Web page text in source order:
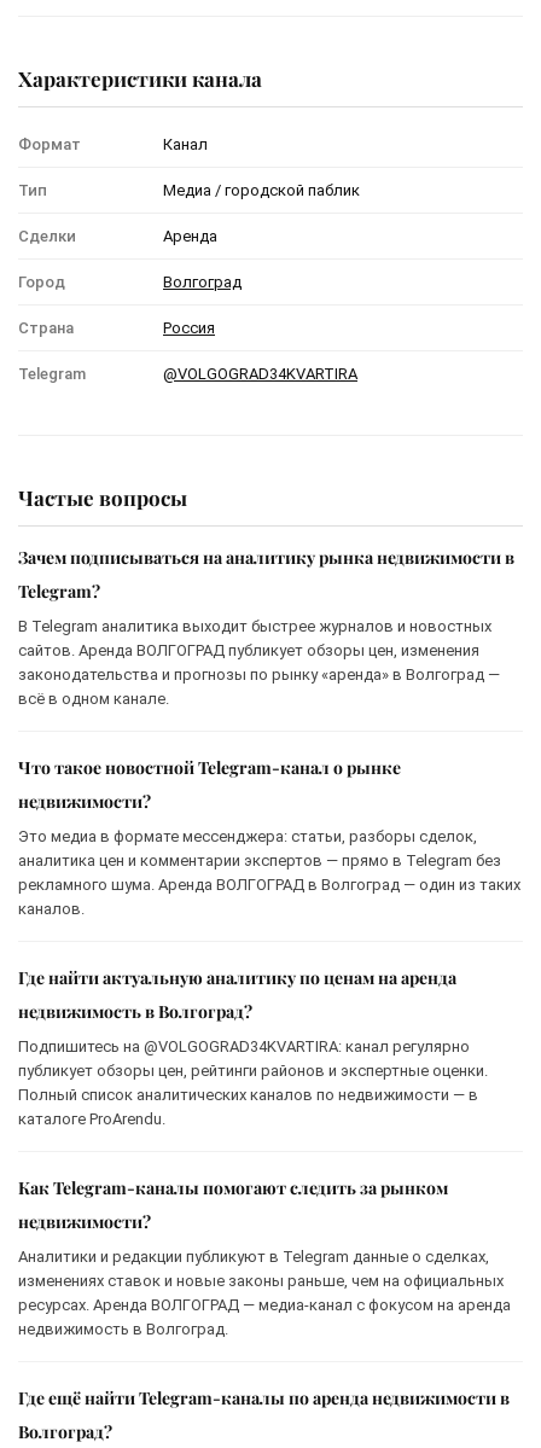
Характеристики канала
Формат Канал
Тип Медиа / городской паблик
Сделки Аренда
Город Волгоград
Страна Россия
Telegram @VOLGOGRAD34KVARTIRA
Частые вопросы
Зачем подписываться на аналитику рынка недвижимости в
Telegram?
В Telegram аналитика выходит быстрее журналов и новостных
сайтов. Аренда ВОЛГОГРАД публикует обзоры цен, изменения
законодательства и прогнозы по рынку «аренда» в Волгоград —
всё в одном канале.
Что такое новостной Telegram-канал о рынке
недвижимости?
Это медиа в формате мессенджера: статьи, разборы сделок,
аналитика цен и комментарии экспертов — прямо в Telegram без
рекламного шума. Аренда ВОЛГОГРАД в Волгоград — один из таких
каналов.
Где найти актуальную аналитику по ценам на аренда
недвижимость в Волгоград?
Подпишитесь на @VOLGOGRAD34KVARTIRA: канал регулярно
публикует обзоры цен, рейтинги районов и экспертные оценки.
Полный список аналитических каналов по недвижимости — в
каталоге ProArendu.
Как Telegram-каналы помогают следить за рынком
недвижимости?
Аналитики и редакции публикуют в Telegram данные о сделках,
изменениях ставок и новые законы раньше, чем на официальных
ресурсах. Аренда ВОЛГОГРАД — медиа-канал с фокусом на аренда
недвижимость в Волгоград.
Где ещё найти Telegram-каналы по аренда недвижимости в
Волгоград?